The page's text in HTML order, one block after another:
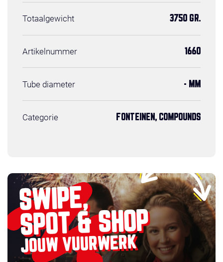
Totaalgewicht 3750 GR.
Artikelnummer 1660
Tube diameter - MM
Categorie FONTEINEN, COMPOUNDS
SWIPE,
SPOT & SHOP
JOUW VUURWERK